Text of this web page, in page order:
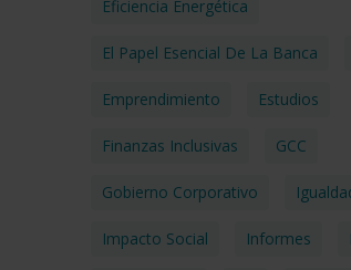
Eficiencia Energética
El Papel Esencial De La Banca
Emprendimiento Estudios
Finanzas Inclusivas GCC
Gobierno Corporativo
Impacto Social Informes